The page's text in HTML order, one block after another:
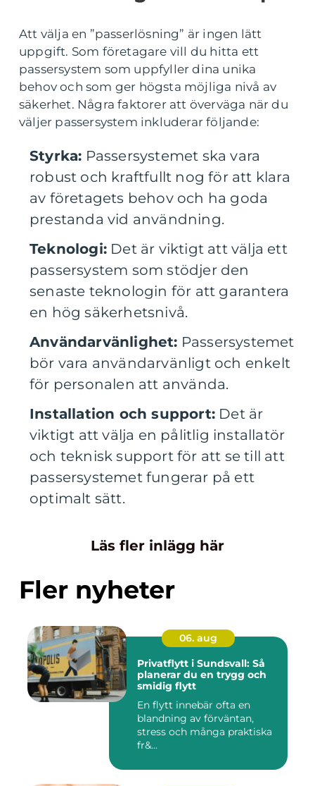
Att välja en ”passerlösning” är ingen lätt
uppgift. Som företagare vill du hitta ett
passersystem som uppfyller dina unika
behov och som ger högsta möjliga nivå av
säkerhet. Några faktorer att överväga när du
väljer passersystem inkluderar följande:
Styrka: Passersystemet ska vara
robust och kraftfullt nog för att klara
av företagets behov och ha goda
prestanda vid användning.
Teknologi: Det är viktigt att välja ett
passersystem som stödjer den
senaste teknologin för att garantera
en hög säkerhetsnivå.
Användarvänlighet: Passersystemet
bör vara användarvänligt och enkelt
för personalen att använda.
Installation och support: Det är
viktigt att välja en pålitlig installatör
och teknisk support för att se till att
passersystemet fungerar på ett
optimalt sätt.
Läs fler inlägg här
Fler nyheter
06. aug
Privatflytt i Sundsvall: Så
planerar du en trygg och
smidig flytt
En flytt innebär ofta en
blandning av förväntan,
stress och många praktiska
fr&...